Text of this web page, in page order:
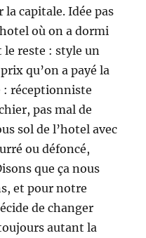
capitale. Idée pas
où on a dormi
le reste : style un
qu’on a payé la
: réceptionniste
pas mal de
sol de l’hotel avec
ou défoncé,
que ça nous
et pour notre
de changer
autant la